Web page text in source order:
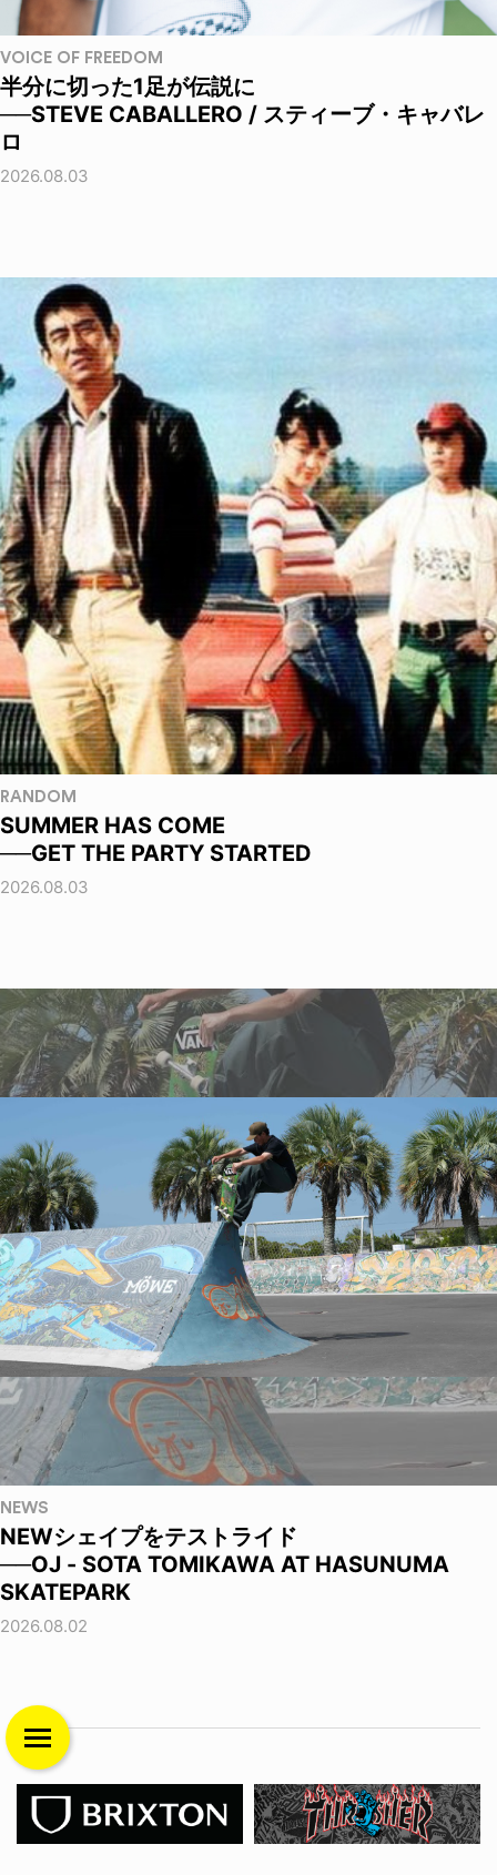
VOICE OF FREEDOM
半分に切った1足が伝説に
──STEVE CABALLERO / スティーブ・キャバレ
ロ
2026.08.03
RANDOM
SUMMER HAS COME
──GET THE PARTY STARTED
2026.08.03
NEWS
NEWシェイプをテストライド
──OJ - SOTA TOMIKAWA AT HASUNUMA
SKATEPARK
2026.08.02